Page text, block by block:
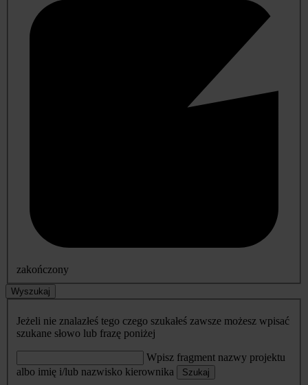
zakończony
Wyszukaj
Jeżeli nie znalazłeś tego czego szukałeś zawsze możesz wpisać
szukane słowo lub frazę poniżej
Wpisz fragment nazwy projektu
albo imię i/lub nazwisko kierownika
Szukaj